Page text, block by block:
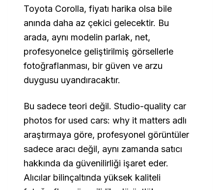
Toyota Corolla, fiyatı harika olsa bile
anında daha az çekici gelecektir. Bu
arada, aynı modelin parlak, net,
profesyonelce geliştirilmiş görsellerle
fotoğraflanması, bir güven ve arzu
duygusu uyandıracaktır.
Bu sadece teori değil. Studio-quality car
photos for used cars: why it matters adlı
araştırmaya göre, profesyonel görüntüler
sadece aracı değil, aynı zamanda satıcı
hakkında da güvenilirliği işaret eder.
Alıcılar bilinçaltında yüksek kaliteli